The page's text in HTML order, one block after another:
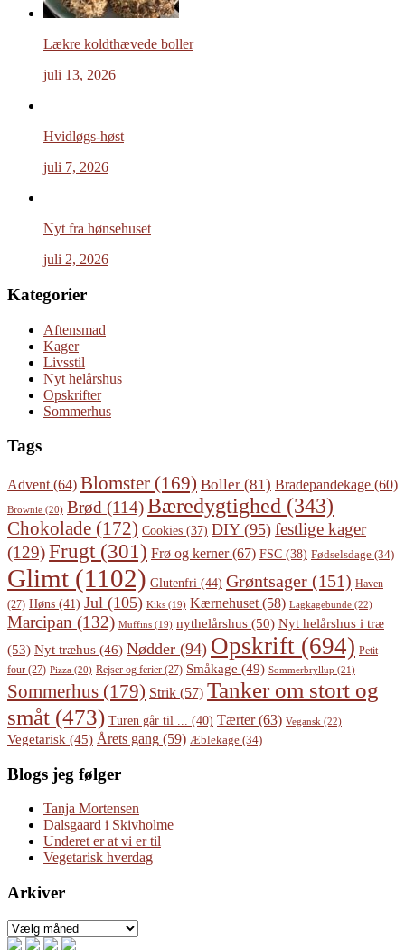
Lækre koldthævede boller
juli 13, 2026
Hvidløgs-høst
juli 7, 2026
Nyt fra hønsehuset
juli 2, 2026
Kategorier
Aftensmad
Kager
Livsstil
Nyt helårshus
Opskrifter
Sommerhus
Tags
Advent (64) Blomster (169) Boller (81) Bradepandekage (60)
Brownie (20) Brød (114)Bæredygtighed (343)
Chokolade (172) Cookies (37) DIY(95) festlige kager
(129)Frugt (301) Frø og kerner(67) FSC (38) Fødselsdage (34)
Glimt (1102) Glutenfri (44) Grøntsager (151) Haven
(27) Høns (41) Jul (105) Kiks (19) Kærnehuset (58) Lagkagebunde (22)
Marcipan (132) Muffins (19) nythelårshus (50) Nyt helårshus i træ
(53) Nyt træhus (46) Nødder (94) Opskrift (694) Petit
four (27) Pizza (20) Rejser og ferier (27) Småkage (49) Sommerbryllup (21)
Sommerhus (179) Strik (57) Tanker om stort og
småt (473) Turen går til ... (40) Tærter(63) Vegansk (22)
Vegetarisk (45) Årets gang (59) Æblekage (34)
Blogs jeg følger
Tanja Mortensen
Dalsgaard i Skivholme
Underet er at vi er til
Vegetarisk hverdag
Arkiver
Arkiver